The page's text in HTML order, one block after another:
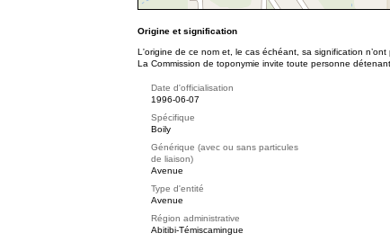
Origine et signification
L'origine de ce nom et, le cas échéant, sa signification n’ont
La Commission de toponymie invite toute personne
Date d'officialisation
1996-06-07
Spécifique
Boily
Générique (avec ou sans particules
de liaison)
Avenue
Type d'entité
Avenue
Région administrative
Abitibi-Témiscamingue